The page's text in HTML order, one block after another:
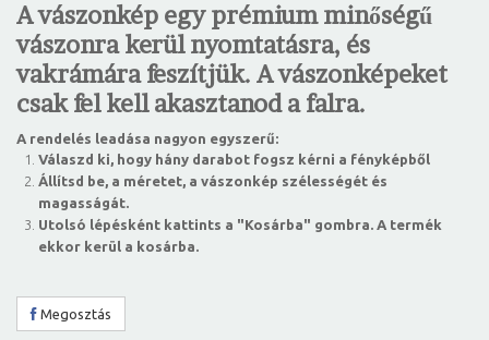
A vászonkép egy prémium minőségű
vászonra kerül nyomtatásra, és
vakrámára feszítjük. A vászonképeket
csak fel kell akasztanod a falra.
A rendelés leadása nagyon egyszerű:
Válaszd ki, hogy hány darabot fogsz kérni a fényképből
Állítsd be, a méretet, a vászonkép szélességét és
magasságát.
Utolsó lépésként kattints a "Kosárba" gombra. A termék
ekkor kerül a kosárba.
Megosztás